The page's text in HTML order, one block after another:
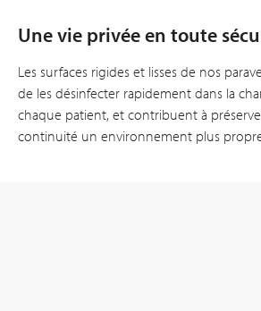
Une vie privée en toute
Les surfaces rigides et lisses de nos
de les désinfecter rapidement dans la
chaque patient, et contribuent à
continuité un environnement plus